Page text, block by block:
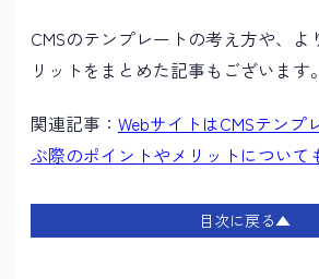
CMSのテンプレートの考え方や、よ
リットをまとめた記事もございます。
関連記事： WebサイトはCMSテンプ
ぶ際のポイントやメリットについて
目次に戻る▲